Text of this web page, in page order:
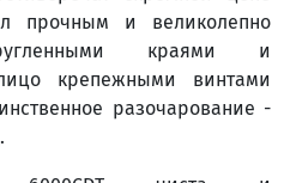
прочным и великолепно
краями и
крепежными винтами
разочарование -